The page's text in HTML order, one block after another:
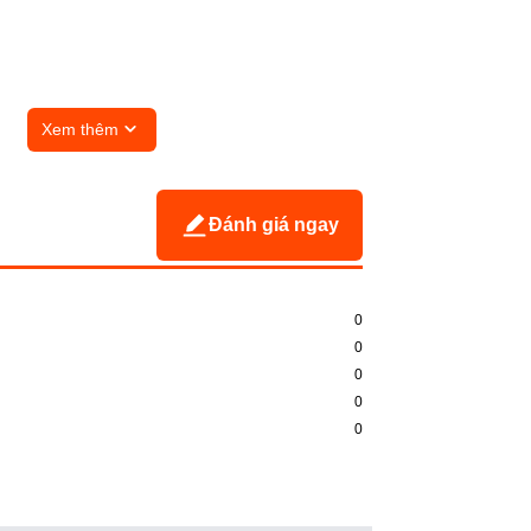
Xem thêm
Đánh giá ngay
0
0
0
0
0